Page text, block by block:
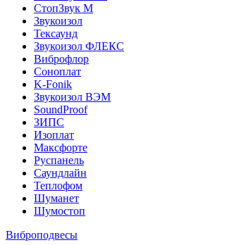
СтопЗвук М
Звукоизол
Тексаунд
Звукоизол ФЛЕКС
Виброфлор
Соноплат
K-Fonik
Звукоизол ВЭМ
SoundProof
ЗИПС
Изоплат
Максфорте
Руспанель
Саундлайн
Теплофом
Шуманет
Шумостоп
Виброподвесы